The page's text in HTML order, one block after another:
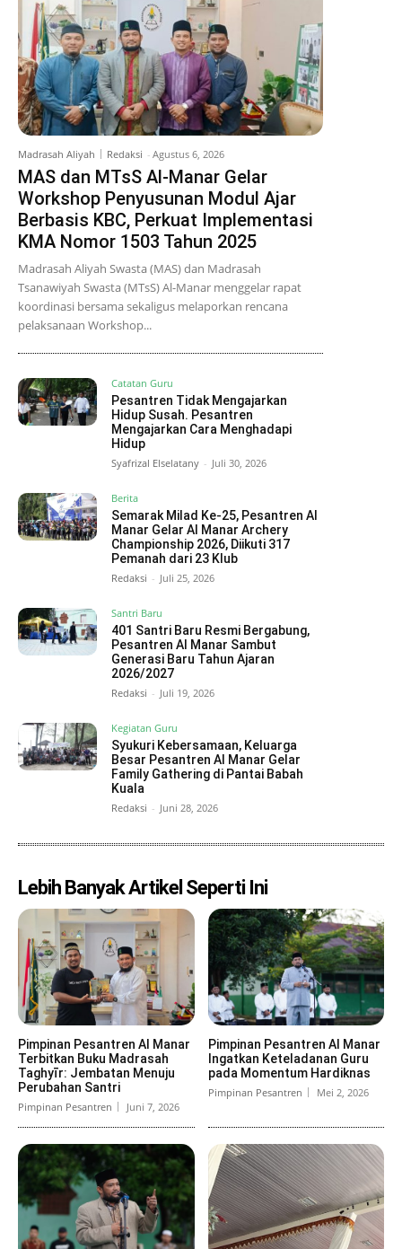
Madrasah Aliyah Redaksi - Agustus 6, 2026
MAS dan MTsS Al-Manar Gelar
Workshop Penyusunan Modul Ajar
Berbasis KBC, Perkuat Implementasi
KMA Nomor 1503 Tahun 2025
Madrasah Aliyah Swasta (MAS) dan Madrasah
Tsanawiyah Swasta (MTsS) Al-Manar menggelar rapat
koordinasi bersama sekaligus melaporkan rencana
pelaksanaan Workshop...
Catatan Guru
Pesantren Tidak Mengajarkan
Hidup Susah. Pesantren
Mengajarkan Cara Menghadapi
Hidup
Syafrizal Elselatany - Juli 30, 2026
Berita
Semarak Milad Ke-25, Pesantren Al
Manar Gelar Al Manar Archery
Championship 2026, Diikuti 317
Pemanah dari 23 Klub
Redaksi - Juli 25, 2026
Santri Baru
401 Santri Baru Resmi Bergabung,
Pesantren Al Manar Sambut
Generasi Baru Tahun Ajaran
2026/2027
Redaksi - Juli 19, 2026
Kegiatan Guru
Syukuri Kebersamaan, Keluarga
Besar Pesantren Al Manar Gelar
Family Gathering di Pantai Babah
Kuala
Redaksi - Juni 28, 2026
Lebih Banyak Artikel Seperti Ini
Pimpinan Pesantren Al Manar
Terbitkan Buku Madrasah
Taghyīr: Jembatan Menuju
Perubahan Santri
Pimpinan Pesantren Juni 7, 2026
Pimpinan Pesantren Al Manar
Ingatkan Keteladanan Guru
pada Momentum Hardiknas
Pimpinan Pesantren Mei 2, 2026